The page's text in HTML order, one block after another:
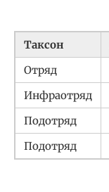
Таксон
Отряд
Инфраотряд
Подотряд
Подотряд